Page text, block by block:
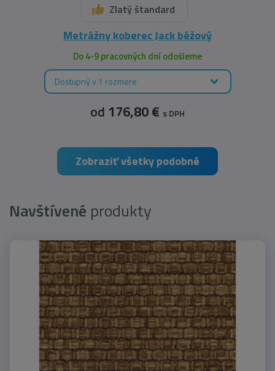
Zlatý štandard
Metrážny koberec Jack béžový
Do 4-9 pracovných dní odošleme
Dostupný v 1 rozmere
od 176,80 € s DPH
Zobraziť všetky podobné
Navštívené produkty